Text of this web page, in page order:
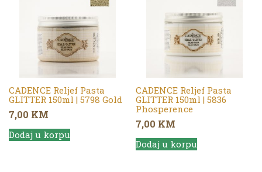
CADENCE Reljef Pasta
GLITTER 150ml | 5798 Gold
7,00 KM
Dodaj u korpu
CADENCE Reljef Pasta
GLITTER 150ml | 5836
Phosperence
7,00 KM
Dodaj u korpu